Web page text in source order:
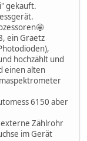
gekauft.
ein Graetz
hochzählt und
einen alten
6150 aber
externe Zählrohr
im Gerät